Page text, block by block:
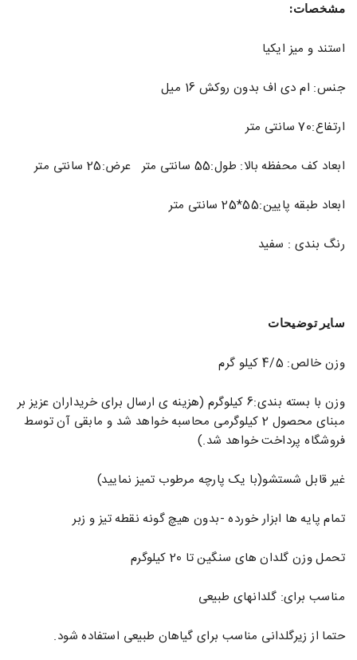
مشخصات:
استند و میز ایکیا
جنس: ام دی اف بدون روکش 16 میل
ارتفاع:70 سانتی متر
ابعاد کف محفظه بالا: طول:55 سانتی متر عرض:25 سانتی متر
ابعاد طبقه پایین:55*25 سانتی متر
رنگ بندی : سفید
سایر توضیحات
وزن خالص: 4/5 کیلو گرم
وزن با بسته بندی:6 کیلوگرم (هزینه ی ارسال برای خریداران عزیز بر
مبنای محصول 2 کیلوگرمی محاسبه خواهد شد و مابقی آن توسط
فروشگاه پرداخت خواهد شد.)
غیر قابل شستشو(با یک پارچه مرطوب تمیز نمایید)
تمام پایه ها ابزار خورده -بدون هیچ گونه نقطه تیز و زبر
تحمل وزن گلدان های سنگین تا 20 کیلوگرم
مناسب برای: گلدانهای طبیعی
حتما از زیرگلدانی مناسب برای گیاهان طبیعی استفاده شود.